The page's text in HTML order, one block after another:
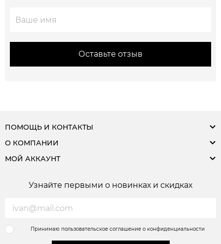
Оставьте отзыв
ПОМОЩЬ И КОНТАКТЫ
О КОМПАНИИ
МОЙ АККАУНТ
Узнайте первыми о новинках и скидках
Принимаю пользовательское соглашение о конфиденциальности